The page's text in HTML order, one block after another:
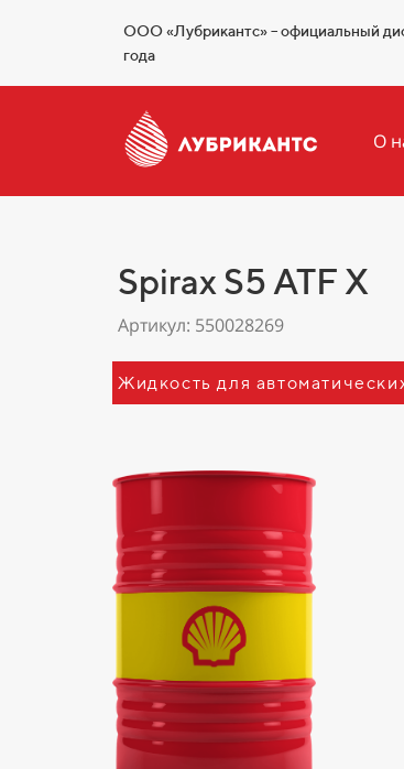
ООО «Лубрикантс» – официальный
года
О
Spirax S5 ATF X
Артикул: 550028269
Жидкость для